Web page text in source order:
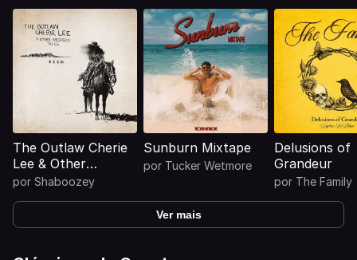
The Outlaw Cherie
Lee & Other
Western Tales
por Shaboozey
Sunburn Mixtape
por Tucker Wetmore
Delusions of
Grandeur
por The Family
Ver mais